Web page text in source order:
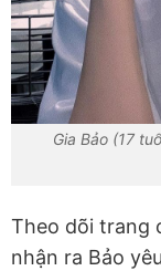
Gia Bảo (17
Theo dõi trang
nhận ra Bảo